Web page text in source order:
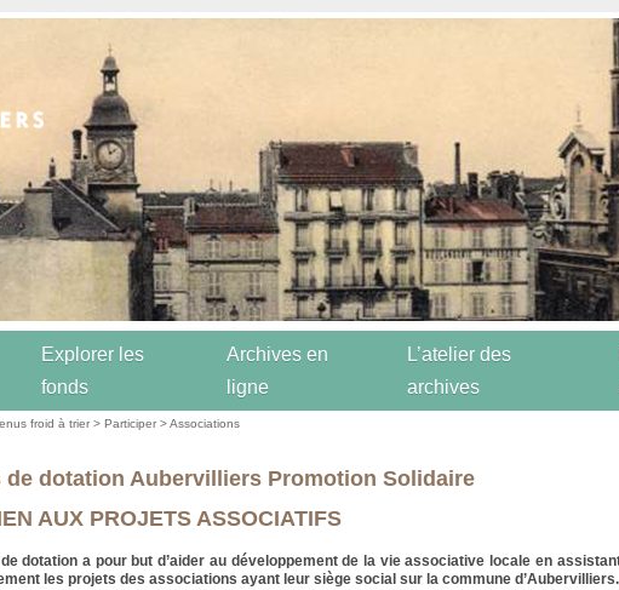
Explorer les
fonds
Archives en
ligne
L’atelier des
archives
froid à trier >Participer >Associations
de dotation Aubervilliers Promotion Solidaire
AUX PROJETS ASSOCIATIFS
dotation a pour but d’aider au développement de la vie associative locale en
les projets des associations ayant leur siège social sur la commune d’Aubervilliers.